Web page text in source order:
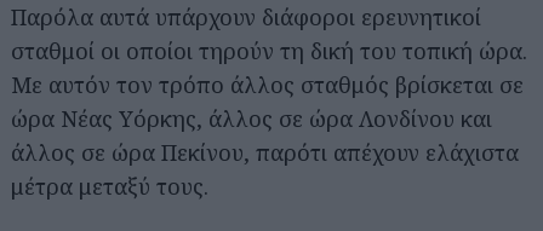
Παρόλα αυτά υπάρχουν διάφοροι ερευνητικοί
σταθμοί οι οποίοι τηρούν τη δική του τοπική ώρα.
Με αυτόν τον τρόπο άλλος σταθμός βρίσκεται σε
ώρα Νέας Υόρκης, άλλος σε ώρα Λονδίνου και
άλλος σε ώρα Πεκίνου, παρότι απέχουν ελάχιστα
μέτρα μεταξύ τους.